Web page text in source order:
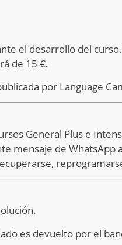
el desarrollo del
de 15 €.
por Language
General Plus e
de WhatsApp
es devuelto por el